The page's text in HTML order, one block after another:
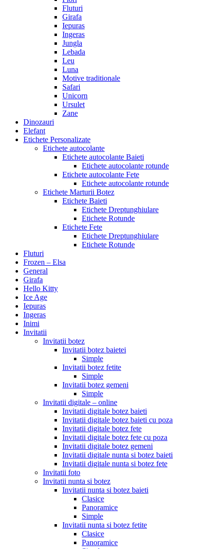
Fluturi
Girafa
Iepuras
Ingeras
Jungla
Lebada
Leu
Luna
Motive traditionale
Safari
Unicorn
Ursulet
Zane
Dinozauri
Elefant
Etichete Personalizate
Etichete autocolante
Etichete autocolante Baieti
Etichete autocolante rotunde
Etichete autocolante Fete
Etichete autocolante rotunde
Etichete Marturii Botez
Etichete Baieti
Etichete Dreptunghiulare
Etichete Rotunde
Etichete Fete
Etichete Dreptunghiulare
Etichete Rotunde
Fluturi
Frozen – Elsa
General
Girafa
Hello Kitty
Ice Age
Iepuras
Ingeras
Inimi
Invitatii
Invitatii botez
Invitatii botez baietei
Simple
Invitatii botez fetite
Simple
Invitatii botez gemeni
Simple
Invitatii digitale – online
Invitatii digitale botez baieti
Invitatii digitale botez baieti cu poza
Invitatii digitale botez fete
Invitatii digitale botez fete cu poza
Invitatii digitale botez gemeni
Invitatii digitale nunta si botez baieti
Invitatii digitale nunta si botez fete
Invitatii foto
Invitatii nunta si botez
Invitatii nunta si botez baieti
Clasice
Panoramice
Simple
Invitatii nunta si botez fetite
Clasice
Panoramice